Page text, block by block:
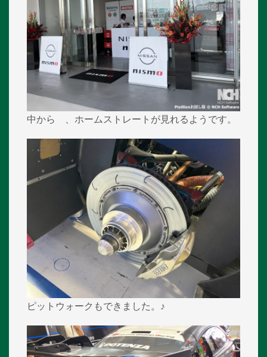
中から 、ホームストレートが見れるようです。
ピットウォークもできました。♪